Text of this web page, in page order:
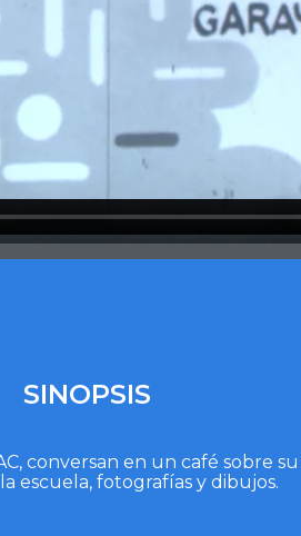
SINOPSIS
conversan en un café sobre
escuela, fotografías y dibujos.